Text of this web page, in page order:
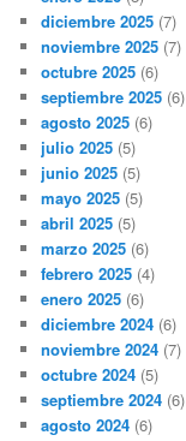
diciembre 2025 (7)
noviembre 2025 (7)
octubre 2025 (6)
septiembre 2025 (6)
agosto 2025 (6)
julio 2025 (5)
junio 2025 (5)
mayo 2025 (5)
abril 2025 (5)
marzo 2025 (6)
febrero 2025 (4)
enero 2025 (6)
diciembre 2024 (6)
noviembre 2024 (7)
octubre 2024 (5)
septiembre 2024 (6)
agosto 2024 (6)